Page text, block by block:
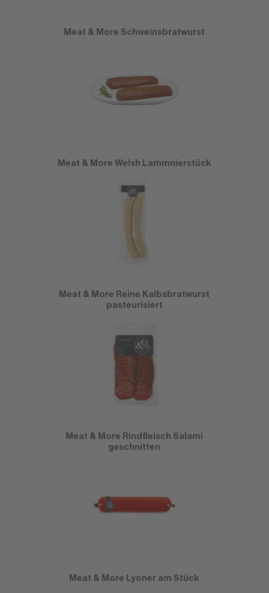
Meat & More Schweinsbratwurst
Meat & More Welsh Lammnierstück
Meat & More Reine Kalbsbratwurst
pasteurisiert
Meat & More Rindfleisch Salami
geschnitten
Meat & More Lyoner am Stück